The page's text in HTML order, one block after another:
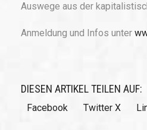
Auswege aus der
Anmeldung und Infos unter
DIESEN ARTIKEL TEILEN AUF:
Facebook Twitter X